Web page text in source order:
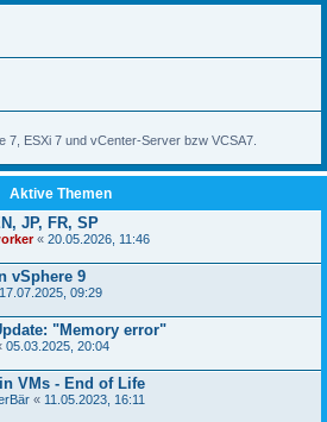
7, ESXi 7 und vCenter-Server bzw VCSA7.
Aktive Themen
JP, FR, SP
« 20.05.2026, 11:46
vSphere 9
17.07.2025, 09:29
"Memory error"
05.03.2025, 20:04
VMs - End of Life
« 11.05.2023, 16:11